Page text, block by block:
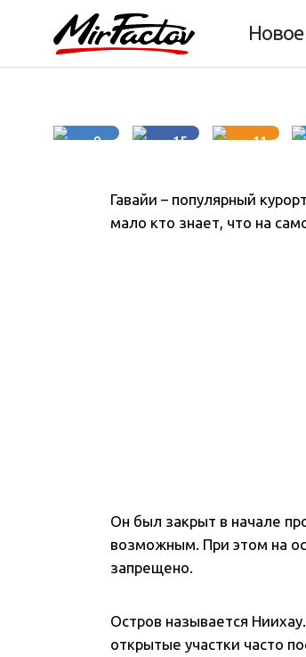
Новое
9 15 11
Гавайи – популярный
мало кто знает, что на
Он был закрыт в начале
возможным. При этом на
запрещено.
Остров называется
открытые участки часто